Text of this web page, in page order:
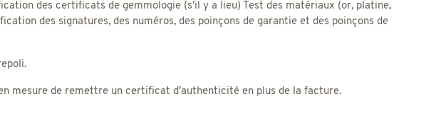
des certificats de gemmologie (s'il y a lieu) Test des matériaux (or, platine,
des signatures, des numéros, des poinçons de garantie et des poinçons de
mesure de remettre un certificat d'authenticité en plus de la facture.